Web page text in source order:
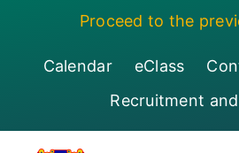
Proceed to the
Calendar eClass
Recruitment